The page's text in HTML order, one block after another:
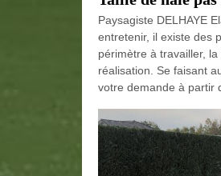
Paysagiste DELHAYE
entretenir, il existe des
périmètre à travailler,
réalisation. Se faisant
votre demande à partir